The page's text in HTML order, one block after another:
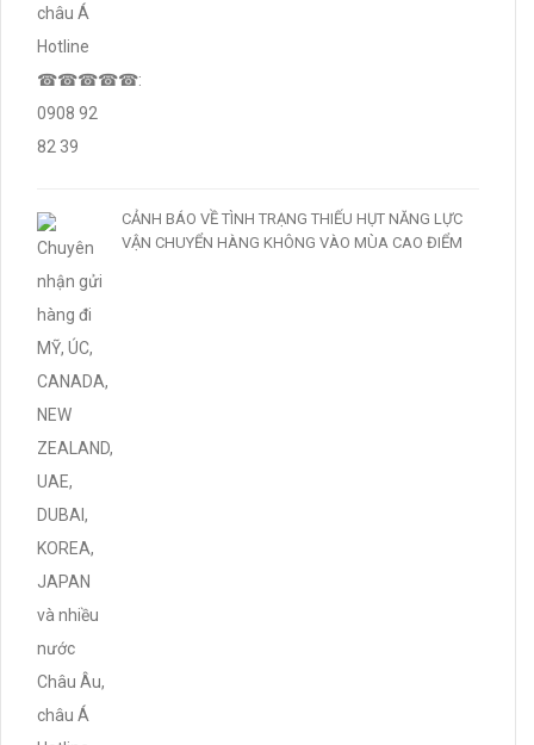
CẢNH BÁO VỀ TÌNH TRẠNG THIẾU HỤT NĂNG LỰC
VẬN CHUYỂN HÀNG KHÔNG VÀO MÙA CAO ĐIỂM